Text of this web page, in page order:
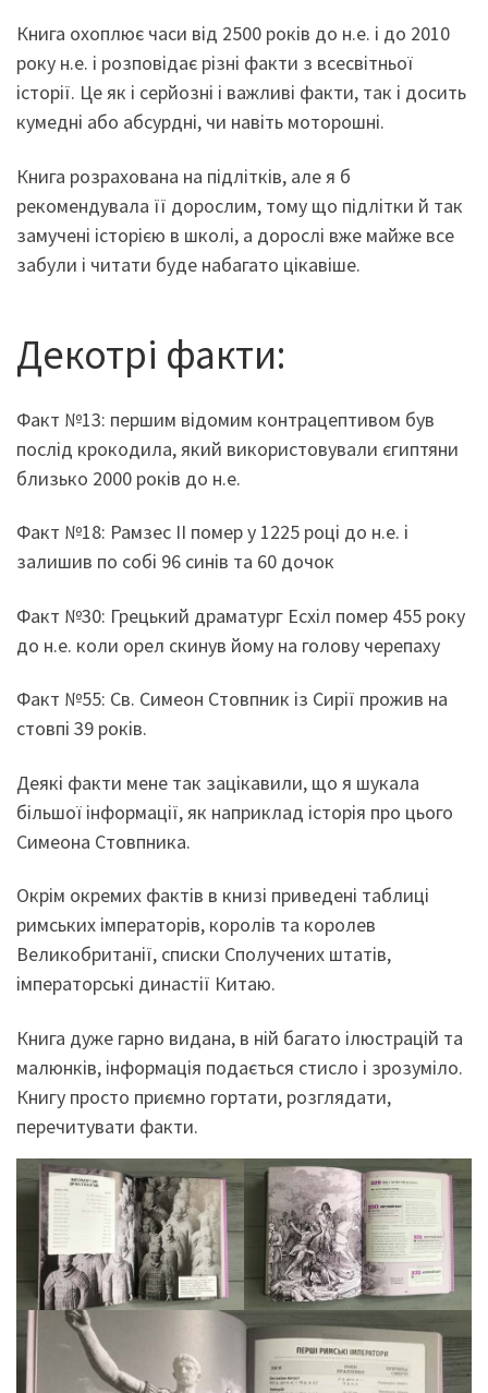
Книга охоплює часи від 2500 років до н.е. і до 2010
року н.е. і розповідає різні факти з всесвітньої
історії. Це як і серйозні і важливі факти, так і досить
кумедні або абсурдні, чи навіть моторошні.
Книга розрахована на підлітків, але я б
рекомендувала її дорослим, тому що підлітки й так
замучені історією в школі, а дорослі вже майже все
забули і читати буде набагато цікавіше.
Декотрі факти:
Факт №13: першим відомим контрацептивом був
послід крокодила, який використовували єгиптяни
близько 2000 років до н.е.
Факт №18: Рамзес ІІ помер у 1225 році до н.е. і
залишив по собі 96 синів та 60 дочок
Факт №30: Грецький драматург Есхіл помер 455 року
до н.е. коли орел скинув йому на голову черепаху
Факт №55: Св. Симеон Стовпник із Сирії прожив на
стовпі 39 років.
Деякі факти мене так зацікавили, що я шукала
більшої інформації, як наприклад історія про цього
Симеона Стовпника.
Окрім окремих фактів в книзі приведені таблиці
римських імператорів, королів та королев
Великобританії, списки Сполучених штатів,
імператорські династії Китаю.
Книга дуже гарно видана, в ній багато ілюстрацій та
малюнків, інформація подається стисло і зрозуміло.
Книгу просто приємно гортати, розглядати,
перечитувати факти.